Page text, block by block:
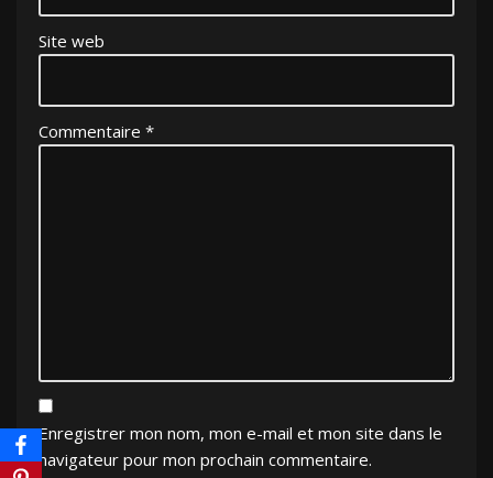
Site web
Commentaire *
Enregistrer mon nom, mon e-mail et mon site dans le
navigateur pour mon prochain commentaire.